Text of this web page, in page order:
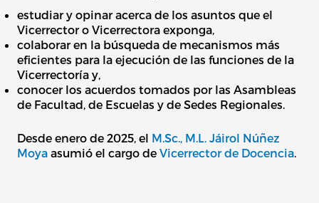
estudiar y opinar acerca de los asuntos que el
Vicerrector o Vicerrectora exponga,
colaborar en la búsqueda de mecanismos más
eficientes para la ejecución de las funciones de la
Vicerrectoría y,
conocer los acuerdos tomados por las Asambleas
de Facultad, de Escuelas y de Sedes Regionales.
Desde enero de 2025, el M.Sc., M.L. Jáirol Núñez
Moya asumió el cargo de Vicerrector de Docencia.